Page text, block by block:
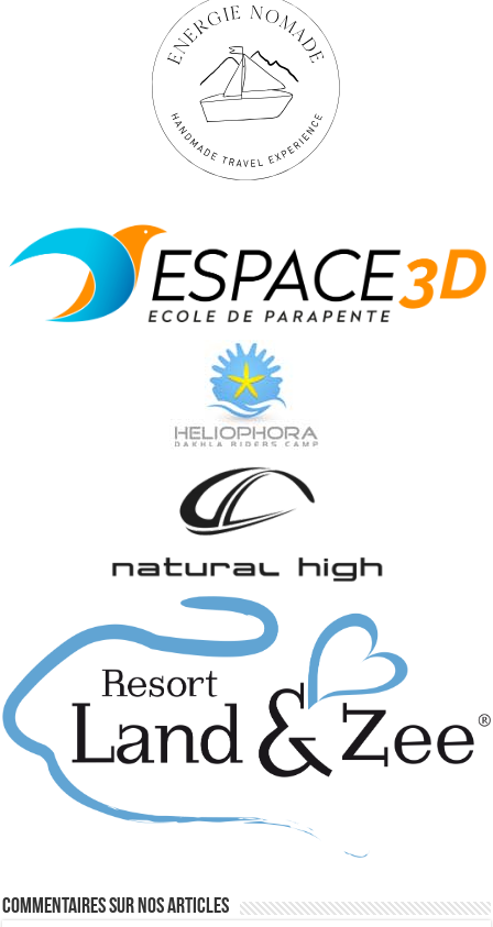
Commentaires sur nos articles